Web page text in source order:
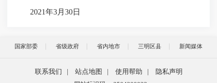
2021年3月30日
国家部委 省级政府 省内地市 三明区县 新闻媒体
联系我们 站点地图 使用帮助
隐私声明